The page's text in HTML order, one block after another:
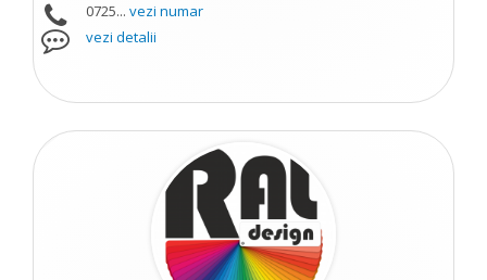
0725... vezi numar
vezi detalii